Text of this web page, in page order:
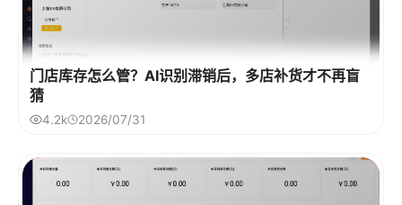
门店库存怎么管？AI识别滞销后，多店补货才不再盲
猜
4.2k 2026/07/31